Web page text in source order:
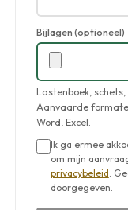
Bijlagen (optioneel)
Lastenboek,
Aanvaarde
Word, Excel.
Ik ga ermee
om mijn
privacybeleid .
doorgegeven.